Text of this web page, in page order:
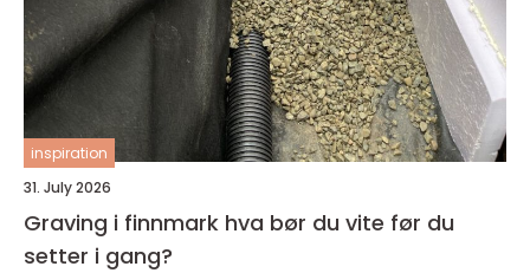
inspiration
31. July 2026
Graving i finnmark hva bør du vite før du
setter i gang?